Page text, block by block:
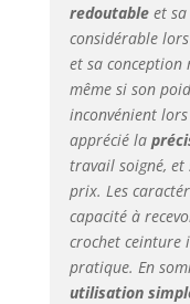
redoutableet sa
considérable lors
et sa
même si son
inconvénient lors
apprécié la
travail soigné,
prix. Les
capacité à
crochet ceinture
pratique. En
utilisation